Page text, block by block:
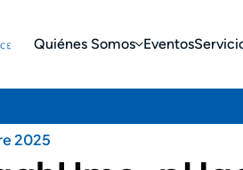
Quiénes Somos Eventos
2025